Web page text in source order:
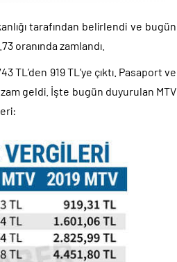
tarafından belirlendi ve bugün
oranında zamlandı.
TL’den 919 TL’ye çıktı. Pasaport ve
geldi. İşte bugün duyurulan MTV